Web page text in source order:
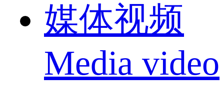
媒体视频
Media video